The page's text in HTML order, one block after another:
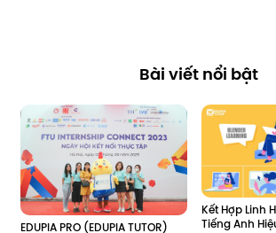
Bài viết nổi bật
EDUPIA PRO (EDUPIA TUTOR)
Kết Hợp Linh
Tiếng Anh